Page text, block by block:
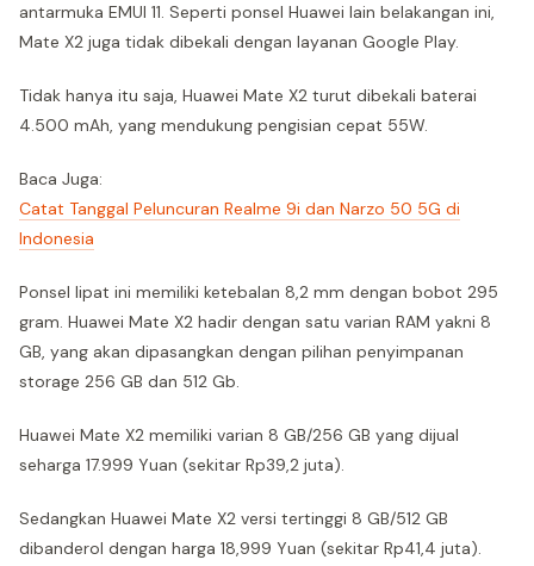
antarmuka EMUI 11. Seperti ponsel Huawei lain belakangan ini,
Mate X2 juga tidak dibekali dengan layanan Google Play.
Tidak hanya itu saja, Huawei Mate X2 turut dibekali baterai
4.500 mAh, yang mendukung pengisian cepat 55W.
Baca Juga:
Catat Tanggal Peluncuran Realme 9i dan Narzo 50 5G di
Indonesia
Ponsel lipat ini memiliki ketebalan 8,2 mm dengan bobot 295
gram. Huawei Mate X2 hadir dengan satu varian RAM yakni 8
GB, yang akan dipasangkan dengan pilihan penyimpanan
storage 256 GB dan 512 Gb.
Huawei Mate X2 memiliki varian 8 GB/256 GB yang dijual
seharga 17.999 Yuan (sekitar Rp39,2 juta).
Sedangkan Huawei Mate X2 versi tertinggi 8 GB/512 GB
dibanderol dengan harga 18,999 Yuan (sekitar Rp41,4 juta).